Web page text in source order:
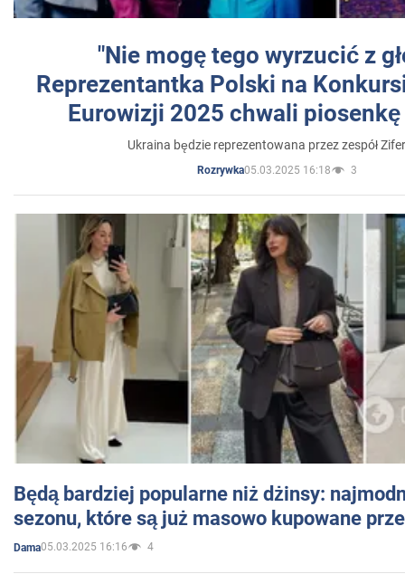
"Nie mogę tego wyrzucić z
Reprezentantka Polski na
Eurowizji 2025 chwali
Ukraina będzie reprezentowana przez zespół
Rozrywka05.03.2025 16:18 3
Będą bardziej popularne niż dżinsy:
sezonu, które są już masowo kupowane
Dama05.03.2025 16:16 4